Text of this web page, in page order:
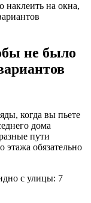
наклеить на окна,
не было
когда вы пьете
дома
пути
обязательно